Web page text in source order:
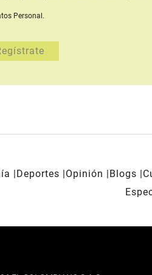
Personal.
Deportes Opinión Blogs